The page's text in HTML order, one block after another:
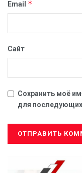
Email *
Сайт
Сохранить моё
для